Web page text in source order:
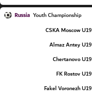
Russia Youth Championship
CSKA Moscow U19
Almaz Antey U19
Chertanovo U19
FK Rostov U19
Fakel Voronezh U19